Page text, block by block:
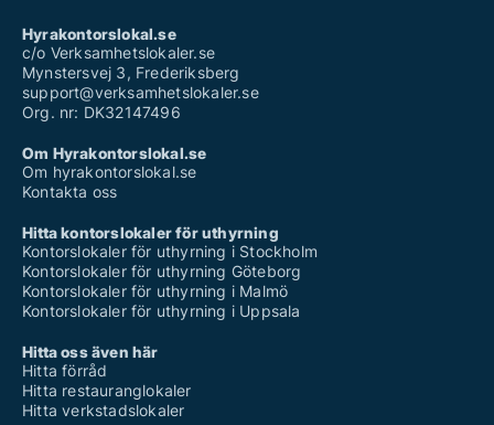
Hyrakontorslokal.se
c/o Verksamhetslokaler.se
Mynstersvej 3, Frederiksberg
support@verksamhetslokaler.se
Org. nr: DK32147496
Om Hyrakontorslokal.se
Om hyrakontorslokal.se
Kontakta oss
Hitta kontorslokaler för uthyrning
Kontorslokaler för uthyrning i Stockholm
Kontorslokaler för uthyrning Göteborg
Kontorslokaler för uthyrning i Malmö
Kontorslokaler för uthyrning i Uppsala
Hitta oss även här
Hitta förråd
Hitta restauranglokaler
Hitta verkstadslokaler